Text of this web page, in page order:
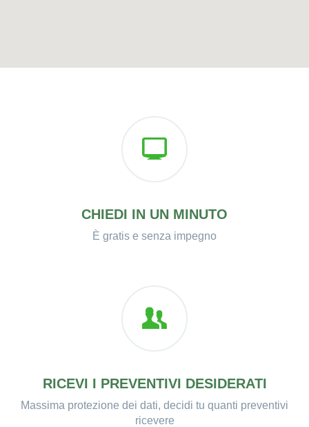
CHIEDI IN UN MINUTO
È gratis e senza impegno
RICEVI I PREVENTIVI DESIDERATI
Massima protezione dei dati, decidi tu quanti preventivi
ricevere